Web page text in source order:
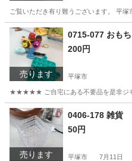
ご覧いただき有り難うございます。 平
神奈川 平塚市 リ
売ります
0715-077 おも
200円
平塚市
★★★★★ ご自宅にある不要品を是非ジモ
神奈川 平塚市 おもちゃ
売ります
0406-178 雑貨
50円
平塚市 7月11日